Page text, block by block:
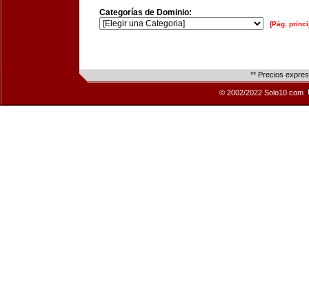
Categorías de Dominio:
[Pág.
** Precios
© 2002/2022 Solo10.com